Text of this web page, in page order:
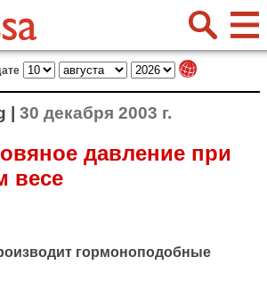
| 30 декабря 2003 г.
давление при
весе
гормоноподобные